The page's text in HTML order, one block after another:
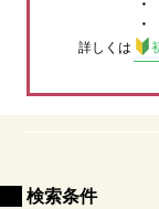
詳しくは
検索条件